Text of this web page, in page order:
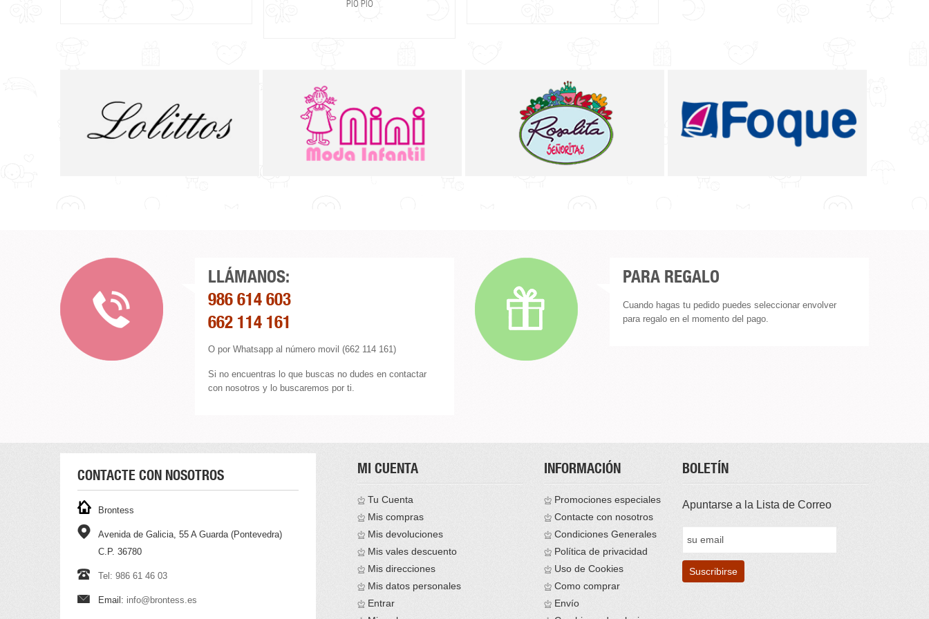
PIO PIO
LLÁMANOS:
986 614 603
662 114 161
O por Whatsapp al número movil (662 114 161)
Si no encuentras lo que buscas no dudes en contactar
con nosotros y lo buscaremos por ti.
PARA REGALO
Cuando hagas tu pedido puedes seleccionar envolver
para regalo en el momento del pago.
CONTACTE CON NOSOTROS
Brontess
Avenida de Galicia, 55 A Guarda (Pontevedra)
C.P. 36780
Tel: 986 61 46 03
Email: info@brontess.es
MI CUENTA
Tu Cuenta
Mis compras
Mis devoluciones
Mis vales descuento
Mis direcciones
Mis datos personales
Entrar
INFORMACIÓN
Promociones especiales
Contacte con nosotros
Condiciones Generales
Política de privacidad
Uso de Cookies
Como comprar
Envío
BOLETÍN
Apuntarse a la Lista de Correo